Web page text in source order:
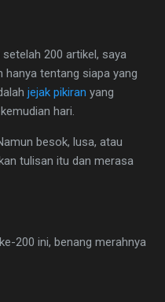
200 artikel, saya
hanya tentang siapa yang
jejak pikiran yang
hari.
besok, lusa, atau
tulisan itu dan merasa
200 ini, benang merahnya